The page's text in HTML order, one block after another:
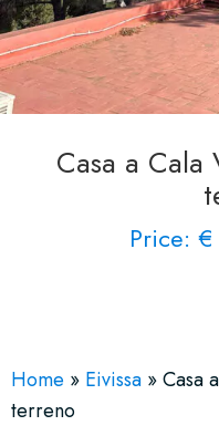
Casa a Cala
Price:
Home » Eivissa »Casa
terreno